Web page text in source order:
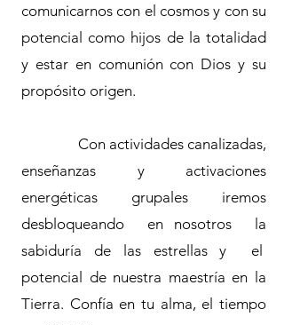
comunicarnos con el cosmos y con su
potencial como hijos de la totalidad
y estar en comunión con Dios y su
propósito origen.
Con actividades canalizadas,
enseñanzas y activaciones
energéticas grupales iremos
desbloqueando en nosotros la
sabiduría de las estrellas y el
potencial de nuestra maestría en la
Tierra. Confía en tu alma, el tiempo